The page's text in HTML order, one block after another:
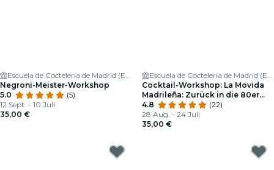
Escuela de Coctelería de Madrid (ESCOM)
Negroni-Meister-Workshop
5.0
(5)
12 Sept. - 10 Juli
35,00 €
Escuela de Coctelería de Madrid (ESCOM)
Cocktail-Workshop: La Movida
Madrileña: Zurück in die 80er
Jahre!
4.8
(22)
28 Aug. - 24 Juli
35,00 €